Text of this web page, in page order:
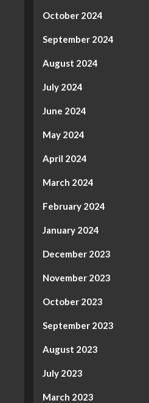
October 2024
September 2024
August 2024
July 2024
June 2024
May 2024
April 2024
March 2024
February 2024
January 2024
December 2023
November 2023
October 2023
September 2023
August 2023
July 2023
March 2023